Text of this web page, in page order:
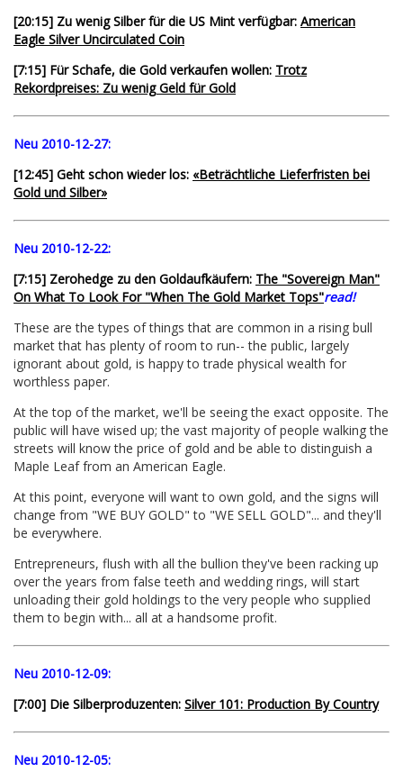
[20:15] Zu wenig Silber für die US Mint verfügbar: American
Eagle Silver Uncirculated Coin
[7:15] Für Schafe, die Gold verkaufen wollen: Trotz
Rekordpreises: Zu wenig Geld für Gold
Neu 2010-12-27:
[12:45] Geht schon wieder los: «Beträchtliche Lieferfristen bei
Gold und Silber»
Neu 2010-12-22:
[7:15] Zerohedge zu den Goldaufkäufern: The "Sovereign Man"
On What To Look For "When The Gold Market Tops"read!
These are the types of things that are common in a rising bull
market that has plenty of room to run-- the public, largely
ignorant about gold, is happy to trade physical wealth for
worthless paper.
At the top of the market, we'll be seeing the exact opposite. The
public will have wised up; the vast majority of people walking the
streets will know the price of gold and be able to distinguish a
Maple Leaf from an American Eagle.
At this point, everyone will want to own gold, and the signs will
change from "WE BUY GOLD" to "WE SELL GOLD"... and they'll
be everywhere.
Entrepreneurs, flush with all the bullion they've been racking up
over the years from false teeth and wedding rings, will start
unloading their gold holdings to the very people who supplied
them to begin with... all at a handsome profit.
Neu 2010-12-09:
[7:00] Die Silberproduzenten: Silver 101: Production By Country
Neu 2010-12-05: